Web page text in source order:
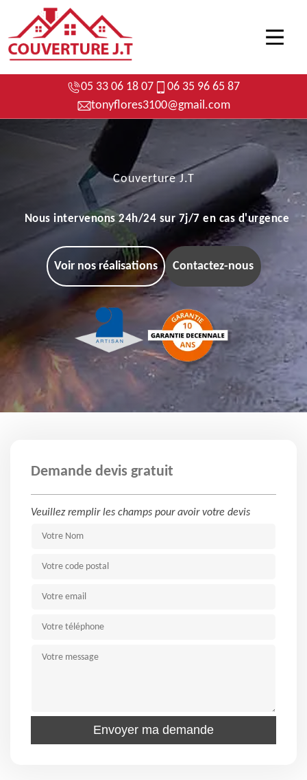
05 33 06 18 07
06 35 96 65 87
tonyflores3100@gmail.com
Couverture J.T
Nous intervenons 24h/24 sur 7j/7 en cas d'urgence
Voir nos réalisations Contactez-nous
Demande devis gratuit
Veuillez remplir les champs pour avoir votre devis